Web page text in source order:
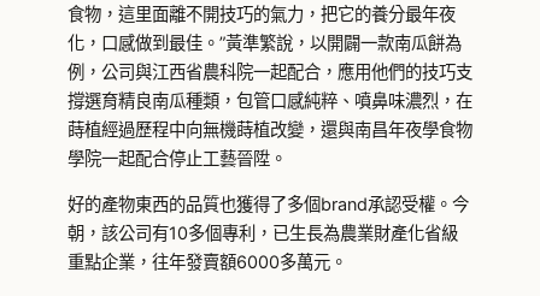
食物，這里面離不開技巧的氣力，把它的養分最年夜
化，口感做到最佳。”黃準繁說，以開闢一款南瓜餅為
例，公司與江西省農科院一起配合，應用他們的技巧支
撐選育精良南瓜種類，包管口感純粹、噴鼻味濃烈，在
蒔植經過歷程中向無機蒔植改變，還與南昌年夜學食物
學院一起配合停止工藝晉陞。
好的產物東西的品質也獲得了多個brand承認受權。今
朝，該公司有10多個專利，已生長為農業財產化省級
重點企業，往年發賣額6000多萬元。